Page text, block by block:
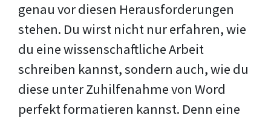
genau vor diesen Herausforderungen
stehen. Du wirst nicht nur erfahren, wie
du eine wissenschaftliche Arbeit
schreiben kannst, sondern auch, wie du
diese unter Zuhilfenahme von Word
perfekt formatieren kannst. Denn eine